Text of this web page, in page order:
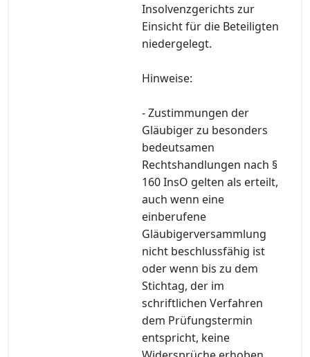
Insolvenzgerichts zur
Einsicht für die Beteiligten
niedergelegt.
Hinweise:
- Zustimmungen der
Gläubiger zu besonders
bedeutsamen
Rechtshandlungen nach §
160 InsO gelten als erteilt,
auch wenn eine
einberufene
Gläubigerversammlung
nicht beschlussfähig ist
oder wenn bis zu dem
Stichtag, der im
schriftlichen Verfahren
dem Prüfungstermin
entspricht, keine